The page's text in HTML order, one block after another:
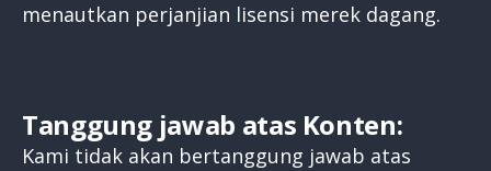
menautkan perjanjian lisensi merek dagang.
Tanggung jawab atas Konten:
Kami tidak akan bertanggung jawab atas